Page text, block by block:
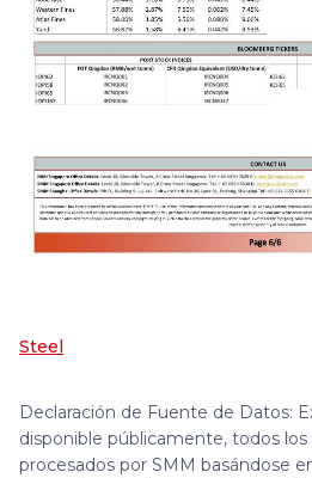
Steel
Declaración de Fuente de Datos:
disponible públicamente, todos
procesados por SMM basándose